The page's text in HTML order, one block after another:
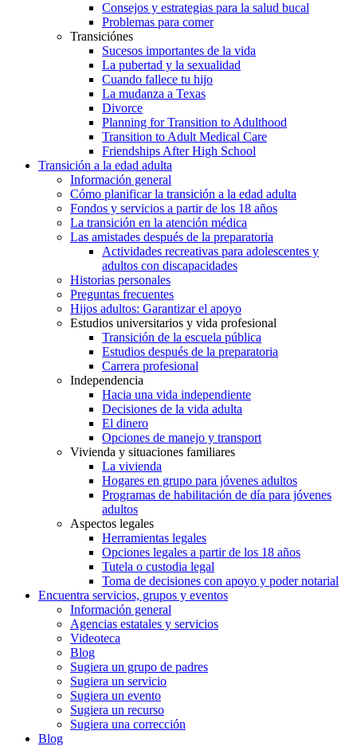
Consejos y estrategias para la salud bucal
Problemas para comer
Transiciónes
Sucesos importantes de la vida
La pubertad y la sexualidad
Cuando fallece tu hijo
La mudanza a Texas
Divorce
Planning for Transition to Adulthood
Transition to Adult Medical Care
Friendships After High School
Transición a la edad adulta
Información general
Cómo planificar la transición a la edad adulta
Fondos y servicios a partir de los 18 años
La transición en la atención médica
Las amistades después de la preparatoria
Actividades recreativas para adolescentes y
adultos con discapacidades
Historias personales
Preguntas frecuentes
Hijos adultos: Garantizar el apoyo
Estudios universitarios y vida profesional
Transición de la escuela pública
Estudios después de la preparatoria
Carrera profesional
Independencia
Hacia una vida independiente
Decisiones de la vida adulta
El dinero
Opciones de manejo y transport
Vivienda y situaciones familiares
La vivienda
Hogares en grupo para jóvenes adultos
Programas de habilitación de día para jóvenes
adultos
Aspectos legales
Herramientas legales
Opciones legales a partir de los 18 años
Tutela o custodia legal
Toma de decisiones con apoyo y poder notarial
Encuentra servicios, grupos y eventos
Información general
Agencias estatales y servicios
Videoteca
Blog
Sugiera un grupo de padres
Sugiera un servicio
Sugiera un evento
Sugiera un recurso
Sugiera una corrección
Blog